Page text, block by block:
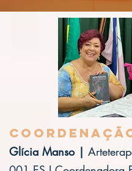
Glícia Manso |